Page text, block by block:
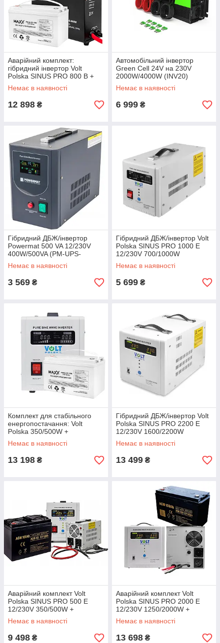
Аварійний комплект:
гібридний інвертор Volt
Polska SINUS PRO 800 В +
акумулятор гелевий 4SUN
MAXX GEL 120 Ач
Немає в наявності
12 898 ₴
Автомобільний інвертор
Green Cell 24V на 230V
2000W/4000W (INV20)
Чистий синус
Немає в наявності
6 999 ₴
Гібридний ДБЖ/інвертор
Powermat 500 VA 12/230V
400W/500VA (PM-UPS-
500MP)
Немає в наявності
3 569 ₴
Гібридний ДБЖ/інвертор Volt
Polska SINUS PRO 1000 E
12/230V 700/1000W
(3SP091012E)
Немає в наявності
5 699 ₴
Комплект для стабільного
енергопостачання: Volt
Polska 350/500W +
Акумулятор 4SUN MAXX GEL
120 Ah
Немає в наявності
13 198 ₴
Гібридний ДБЖ/інвертор Volt
Polska SINUS PRO 2200 E
12/230V 1600/2200W
(3SP092212E)
Немає в наявності
13 499 ₴
Аварійний комплект Volt
Polska SINUS PRO 500 E
12/230V 350/500W +
Акумулятор VOLT AGM VRLA
100Ah 12V
Немає в наявності
9 498 ₴
Аварійний комплект Volt
Polska SINUS PRO 2000 E
12/230V 1250/2000W +
Акумулятор VOLT AGM VRLA
100Ah 12V
Немає в наявності
13 698 ₴